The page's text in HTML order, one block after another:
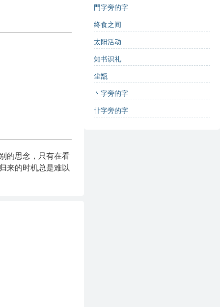
的思念，只有在看
来的时机总是难以
向却依然无法实
門字旁的字
终食之间
太阳活动
知书识礼
尘甑
丶字旁的字
卝字旁的字